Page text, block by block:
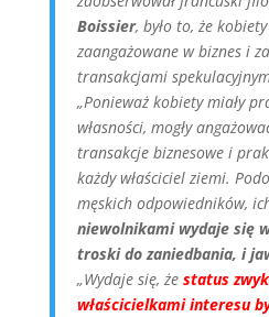
Boissier, było to, że
zaangażowane w biznes i
transakcjami
„Ponieważ kobiety miały
własności, mogły
transakcje biznesowe i
każdy właściciel ziemi.
męskich odpowiedników,
niewolnikami wydaje się
troski do zaniedbania, i
„Wydaje się, że status
właścicielkami interesu